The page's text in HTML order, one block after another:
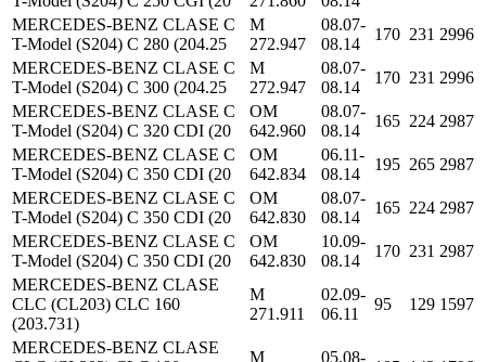
MERCEDES-BENZ CLASE C
T-Model (S204) C 280 (204.25
M
272.947
08.07-
08.14
170 231 2996
MERCEDES-BENZ CLASE C
T-Model (S204) C 300 (204.25
M
272.947
08.07-
08.14
170 231 2996
MERCEDES-BENZ CLASE C
T-Model (S204) C 320 CDI (20
OM
642.960
08.07-
08.14
165 224 2987
MERCEDES-BENZ CLASE C
T-Model (S204) C 350 CDI (20
OM
642.834
06.11-
08.14
195 265 2987
MERCEDES-BENZ CLASE C
T-Model (S204) C 350 CDI (20
OM
642.830
08.07-
08.14
165 224 2987
MERCEDES-BENZ CLASE C
T-Model (S204) C 350 CDI (20
OM
642.830
10.09-
08.14
170 231 2987
MERCEDES-BENZ CLASE
CLC (CL203) CLC 160
(203.731)
M
271.911
02.09-
06.11
95 129 1597
MERCEDES-BENZ CLASE
M 05.08-